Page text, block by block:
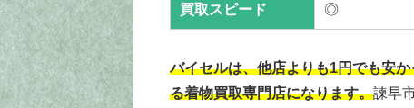
買取スピード ◎
バイセルは、他店よりも1円でも安
る着物買取専門店になります。諫早